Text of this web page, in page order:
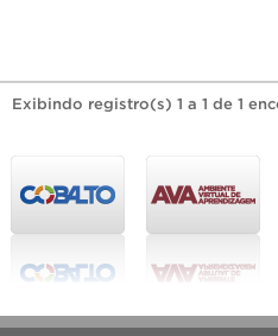
Exibindo registro(s) 1 a 1 de 1